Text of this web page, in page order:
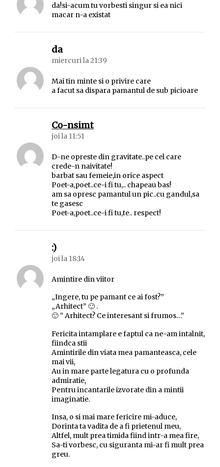
da!si-acum tu vorbesti singur si ea nici
macar n-a existat
daspune:
miercuri la 21:39
Mai tin minte si o privire care
a facut sa dispara pamantul de sub picioare
Co-nsimtspune:
joi la 11:51
D-ne opreste din gravitate..pe cel care
crede-n naivitate!
barbat sau femeie,in orice aspect
Poet-a,poet..ce-i fi tu,.. chapeau bas!
am sa opresc pamantul un pic..cu gandul,sa
te gasesc
Poet-a,poet..ce-i fi tu,te.. respect!
:)spune:
joi la 18:14
Amintire din viitor
„Ingere, tu pe pamant ce ai fost?”
„Arhitect” 🙂 .
🙂 ” Arhitect? Ce interesant si frumos…”
Fericita intamplare e faptul ca ne-am intalnit,
fiindca stii
Amintirile din viata mea pamanteasca, cele
mai vii,
Au in mare parte legatura cu o profunda
admiratie,
Pentru incantarile izvorate din a mintii
imaginatie.
Insa, o si mai mare fericire mi-aduce,
Dorinta ta vadita de a fi prietenul meu,
Altfel, mult prea timida fiind intr-a mea fire,
Sa-ti vorbesc, cu siguranta mi-ar fi mult prea
greu.